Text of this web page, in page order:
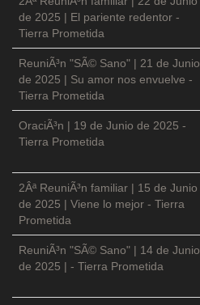
de 2025 | El pariente redentor -
Tierra Prometida
ReuniÃ³n "SÃ© Sano" | 21 de Junio
de 2025 | Su amor nos envuelve -
Tierra Prometida
OraciÃ³n | 19 de Junio de 2025 -
Tierra Prometida
2Âª ReuniÃ³n familiar | 15 de Junio
de 2025 | Viene lo mejor - Tierra
Prometida
ReuniÃ³n "SÃ© Sano" | 14 de Junio
de 2025 | - Tierra Prometida